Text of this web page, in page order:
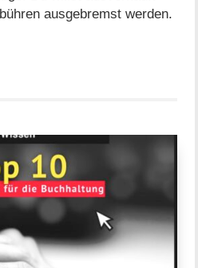
ausgebremst werden.